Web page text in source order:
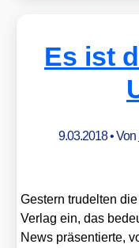
Es ist
9.03.2018• Von
Ges­tern tru­del­ten
Ver­lag ein, das
News prä­sen­tier­te,